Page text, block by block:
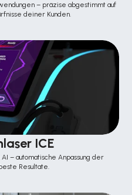
– präzise abgestimmt auf
deiner Kunden.
ICE
– automatische Anpassung der
Resultate.